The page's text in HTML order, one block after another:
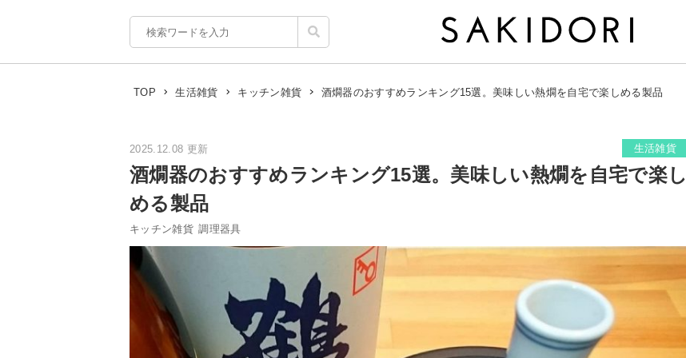
TOP 生活雑貨 キッチン雑貨 酒燗器のおすすめランキング15選。美味しい熱燗を自宅で楽しめる製品
2025.12.08 更新 生活雑貨
酒燗器のおすすめランキング15選。美味しい熱燗を自宅で楽し
める製品
キッチン雑貨 調理器具